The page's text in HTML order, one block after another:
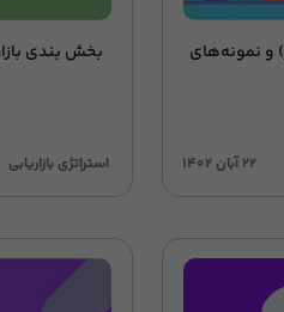
و نمونه‌های
۲۲ آبان ۱۴۰۲
بخش بندی
استراتژی بازاریابی